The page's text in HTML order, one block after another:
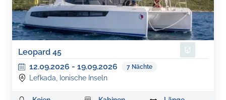
Leopard 45
12.09.2026 - 19.09.2026 7 Nächte
Lefkada, Ionische Inseln